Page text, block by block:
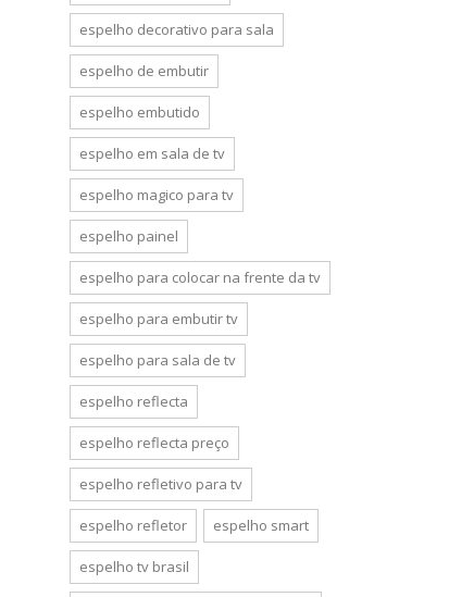
espelho decorativo para sala
espelho de embutir
espelho embutido
espelho em sala de tv
espelho magico para tv
espelho painel
espelho para colocar na frente da tv
espelho para embutir tv
espelho para sala de tv
espelho reflecta
espelho reflecta preço
espelho refletivo para tv
espelho refletor espelho smart
espelho tv brasil